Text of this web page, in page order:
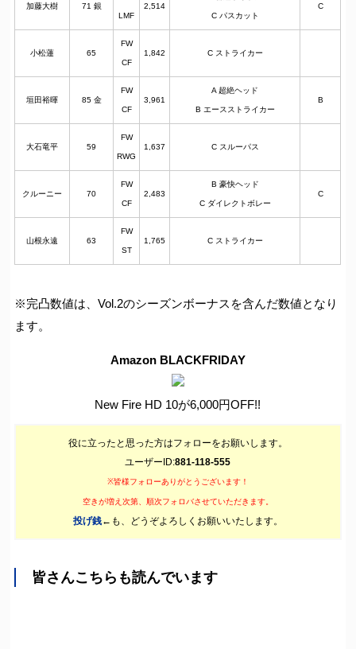
加藤大樹 71 銀
LMF
2,514
C パスカット
C
小松蓮 65
FW
CF
1,842 C ストライカー
垣田裕暉 85 金
FW
CF
3,961
A 超絶ヘッド
B エースストライカー
B
大石竜平 59
FW
RWG
1,637 C スルーパス
クルーニー 70
FW
CF
2,483
B 豪快ヘッド
C ダイレクトボレー
C
山根永遠 63
FW
ST
1,765 C ストライカー
※完凸数値は、Vol.2のシーズンボーナスを含んだ数値となり
ます。
Amazon BLACKFRIDAY
New Fire HD 10が6,000円OFF!!
役に立ったと思った方はフォローをお願いします。
ユーザーID:881-118-555
※皆様フォローありがとうございます！
空きが増え次第、順次フォロバさせていただきます。
投げ銭←も、どうぞよろしくお願いいたします。
皆さんこちらも読んでいます